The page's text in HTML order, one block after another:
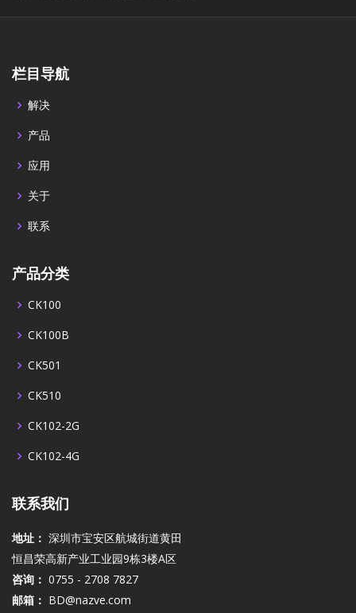
栏目导航
解决
产品
应用
关于
联系
产品分类
CK100
CK100B
CK501
CK510
CK102-2G
CK102-4G
联系我们
地址： 深圳市宝安区航城街道黄田
恒昌荣高新产业工业园9栋3楼A区
咨询： 0755 - 2708 7827
邮箱： BD@nazve.com